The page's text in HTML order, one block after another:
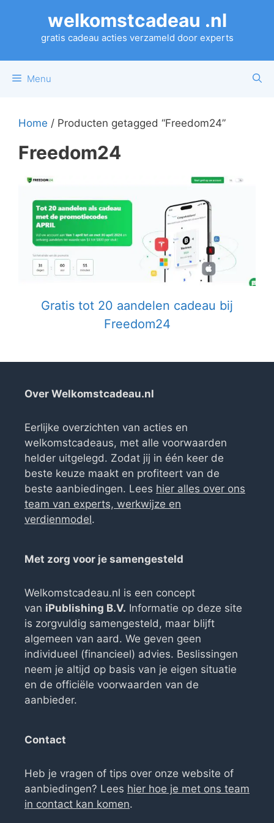
welkomstcadeau .nl
gratis cadeau acties verzameld door experts
Menu
Home / Producten getagged “Freedom24”
Freedom24
Gratis tot 20 aandelen cadeau bij
Freedom24
Over Welkomstcadeau.nl
Eerlijke overzichten van acties en
welkomstcadeaus, met alle voorwaarden
helder uitgelegd. Zodat jij in één keer de
beste keuze maakt en profiteert van de
beste aanbiedingen. Lees hier alles over ons
team van experts, werkwijze en
verdienmodel.
Met zorg voor je samengesteld
Welkomstcadeau.nl is een concept
van iPublishing B.V. Informatie op deze site
is zorgvuldig samengesteld, maar blijft
algemeen van aard. We geven geen
individueel (financieel) advies. Beslissingen
neem je altijd op basis van je eigen situatie
en de officiële voorwaarden van de
aanbieder.
Contact
Heb je vragen of tips over onze website of
aanbiedingen? Lees hier hoe je met ons team
in contact kan komen.